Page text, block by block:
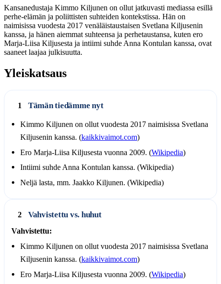
Kansanedustaja Kimmo Kiljunen on ollut jatkuvasti mediassa esillä
perhe-elämän ja poliittisten suhteiden kontekstissa. Hän on
naimisissa vuodesta 2017 venäläistaustaisen Svetlana Kiljusenin
kanssa, ja hänen aiemmat suhteensa ja perhetaustansa, kuten ero
Marja-Liisa Kiljusesta ja intiimi suhde Anna Kontulan kanssa, ovat
saaneet laajaa julkisuutta.
Yleiskatsaus
1 Tämän tiedämme nyt
Kimmo Kiljunen on ollut vuodesta 2017 naimisissa Svetlana
Kiljusenin kanssa. (kaikkivaimot.com)
Ero Marja-Liisa Kiljusesta vuonna 2009. (Wikipedia)
Intiimi suhde Anna Kontulan kanssa. (Wikipedia)
Neljä lasta, mm. Jaakko Kiljunen. (Wikipedia)
2
Vahvistettu vs. huhut
Vahvistettu:
Kimmo Kiljunen on ollut vuodesta 2017 naimisissa Svetlana
Kiljusenin kanssa. (kaikkivaimot.com)
Ero Marja-Liisa Kiljusesta vuonna 2009. (Wikipedia)